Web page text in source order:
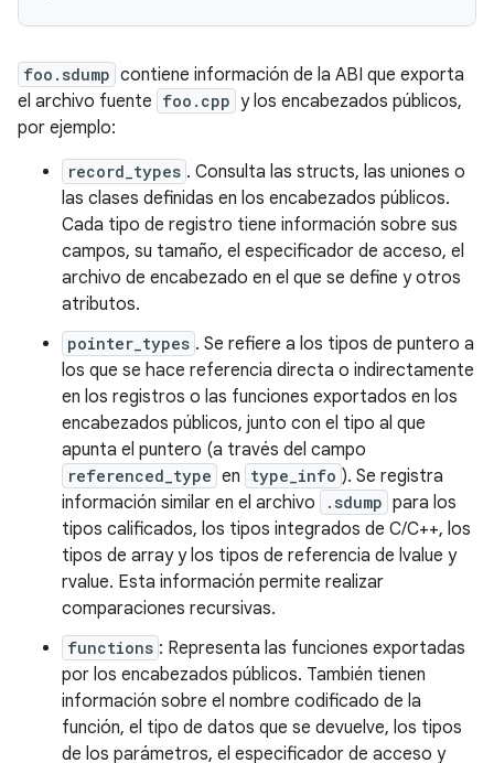
foo.sdump contiene información de la ABI que exporta
el archivo fuente foo.cpp y los encabezados públicos,
por ejemplo:
record_types . Consulta las structs, las uniones o
las clases definidas en los encabezados públicos.
Cada tipo de registro tiene información sobre sus
campos, su tamaño, el especificador de acceso, el
archivo de encabezado en el que se define y otros
atributos.
pointer_types . Se refiere a los tipos de puntero a
los que se hace referencia directa o indirectamente
en los registros o las funciones exportados en los
encabezados públicos, junto con el tipo al que
apunta el puntero (a través del campo
referenced_type en type_info ). Se registra
información similar en el archivo
.sdump para los
tipos calificados, los tipos integrados de C/C++, los
tipos de array y los tipos de referencia de lvalue y
rvalue. Esta información permite realizar
comparaciones recursivas.
functions : Representa las funciones exportadas
por los encabezados públicos. También tienen
información sobre el nombre codificado de la
función, el tipo de datos que se devuelve, los tipos
de los parámetros, el especificador de acceso y